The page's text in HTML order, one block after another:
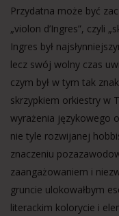
Przydatna może być
„violon d’Ingres”, czyli
Ingres był
lecz swój wolny czas
czym był w tym tak
skrzypkiem orkiestry w
wyrażenia językowego
nie tyle rozwijanej
znaczeniu
zaangażowaniem i
gruncie ulokowałbym
literackim kolorycie i